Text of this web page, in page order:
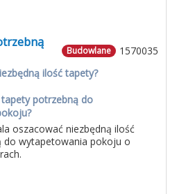
1570035
Budowlane
ilość tapety?
tapety potrzebną do
oszacować niezbędną ilość
do wytapetowania pokoju o